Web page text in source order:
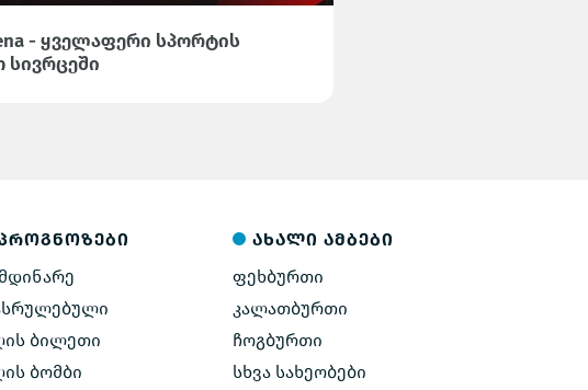
- ყველაფერი სპორტის
სივრცეში
ბილეთი
ბომბი
ახალი ამბები
ფეხბურთი
კალათბურთი
ჩოგბურთი
სხვა სახეობები